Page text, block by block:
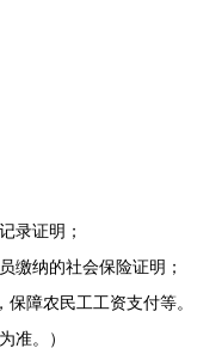
录证明；
缴纳的社会保险证明；
障农民工工资支付等。
准。）